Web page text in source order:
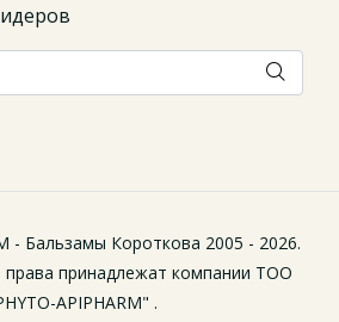
- Бальзамы Короткова 2005 - 2026.
права принадлежат компании ТОО
APIPHARM" .